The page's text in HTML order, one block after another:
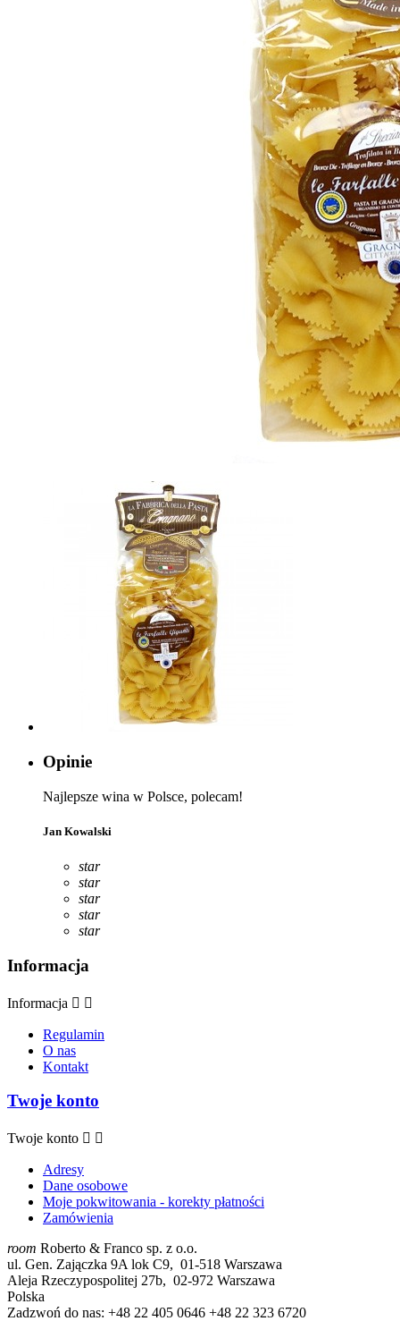
Opinie
Najlepsze wina w Polsce, polecam!
Jan Kowalski
star
star
star
star
star
Informacja
Informacja  
Regulamin
O nas
Kontakt
Twoje konto
Twoje konto  
Adresy
Dane osobowe
Moje pokwitowania - korekty płatności
Zamówienia
room Roberto & Franco sp. z o.o.
ul. Gen. Zajączka 9A lok C9, 01-518 Warszawa
Aleja Rzeczypospolitej 27b, 02-972 Warszawa
Polska
Zadzwoń do nas: +48 22 405 0646 +48 22 323 6720